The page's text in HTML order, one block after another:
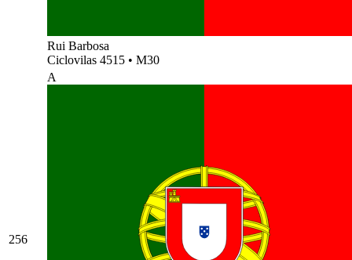
Rui Barbosa
Ciclovilas 4515 • M30
256
A